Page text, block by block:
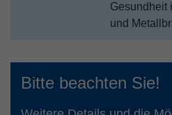
Gesundheit
und
Bitte beachten Sie!